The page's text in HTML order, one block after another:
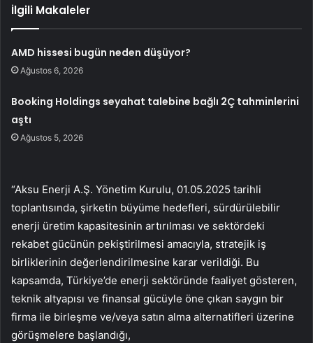
İlgili Makaleler
AMD hissesi bugün neden düşüyor?
Ağustos 6, 2026
Booking Holdings seyahat talebine bağlı 2Ç tahminlerini
aştı
Ağustos 5, 2026
“Aksu Enerji A.Ş. Yönetim Kurulu, 01.05.2025 tarihli
toplantısında, şirketin büyüme hedefleri, sürdürülebilir
enerji üretim kapasitesinin artırılması ve sektördeki
rekabet gücünün pekiştirilmesi amacıyla, stratejik iş
birliklerinin değerlendirilmesine karar verildiği. Bu
kapsamda, Türkiye’de enerji sektöründe faaliyet gösteren,
teknik altyapısı ve finansal gücüyle öne çıkan saygın bir
firma ile birleşme ve/veya satın alma alternatifleri üzerine
görüşmelere başlandığı,